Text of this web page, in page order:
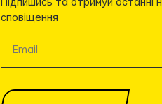
Підпишись та отримуй останні
сповіщення